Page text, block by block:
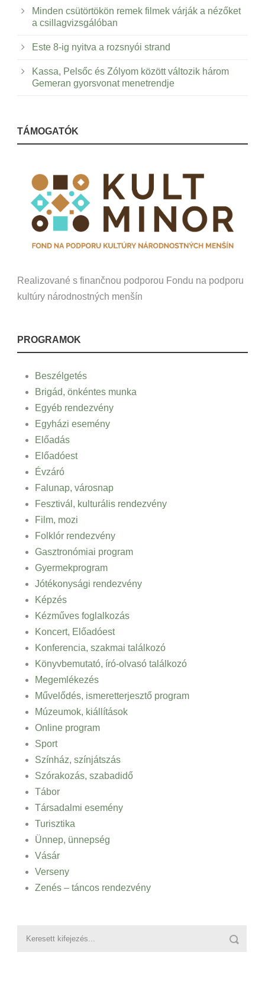
Minden csütörtökön remek filmek várják a nézőket
a csillagvizsgálóban
Este 8-ig nyitva a rozsnyói strand
Kassa, Pelsőc és Zólyom között változik három
Gemeran gyorsvonat menetrendje
TÁMOGATÓK
Realizované s finančnou podporou Fondu na podporu
kultúry národnostných menšín
PROGRAMOK
Beszélgetés
Brigád, önkéntes munka
Egyéb rendezvény
Egyházi esemény
Előadás
Előadóest
Évzáró
Falunap, városnap
Fesztivál, kulturális rendezvény
Film, mozi
Folklór rendezvény
Gasztronómiai program
Gyermekprogram
Jótékonysági rendezvény
Képzés
Kézműves foglalkozás
Koncert, Előadóest
Konferencia, szakmai találkozó
Könyvbemutató, író-olvasó találkozó
Megemlékezés
Művelődés, ismeretterjesztő program
Múzeumok, kiállítások
Online program
Sport
Színház, színjátszás
Szórakozás, szabadidő
Tábor
Társadalmi esemény
Turisztika
Ünnep, ünnepség
Vásár
Verseny
Zenés – táncos rendezvény